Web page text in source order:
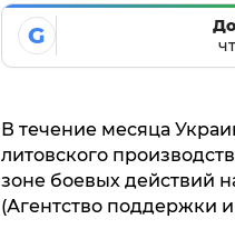
G
В течение месяца
литовского
зоне боевых действий
(Агентство поддержки